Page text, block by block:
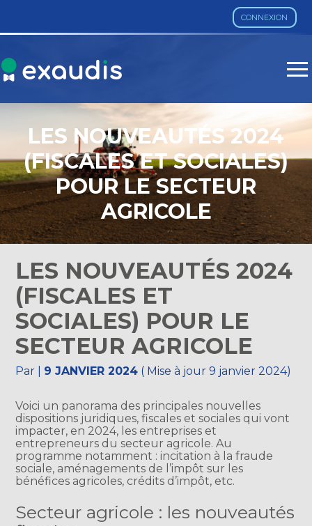
CONNEXION
Aller
LES NOUVEAUTÉS 2024
(FISCALES ET SOCIALES)
POUR LE SECTEUR
AGRICOLE
LES NOUVEAUTÉS 2024
(FISCALES ET
SOCIALES) POUR LE
SECTEUR AGRICOLE
Par 9 JANVIER 2024 ( Mise à jour 9 janvier 2024)
Voici un panorama des principales nouvelles
dispositions juridiques, fiscales et sociales qui vont
impacter, en 2024, les entreprises et
entrepreneurs du secteur agricole. Au
programme notamment : incitation à la fraude
sociale, aménagements de l’impôt sur les
bénéfices agricoles, crédits d’impôt, etc.
Secteur agricole : les nouveautés